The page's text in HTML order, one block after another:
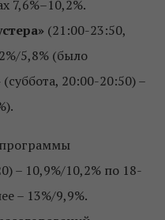
7,6%–10,2%.
(21:00-23:50,
5,8% (было
(суббота, 20:00-20:50) –
– 10,9%/10,2% по 18-
– 13%/9,9%.